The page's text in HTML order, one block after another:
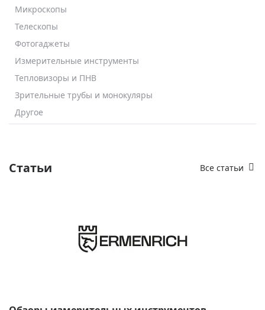
Микроскопы
Телескопы
Фотогаджеты
Измерительные инструменты
Тепловизоры и ПНВ
Зрительные трубы и монокуляры
Другое
Статьи Все статьи